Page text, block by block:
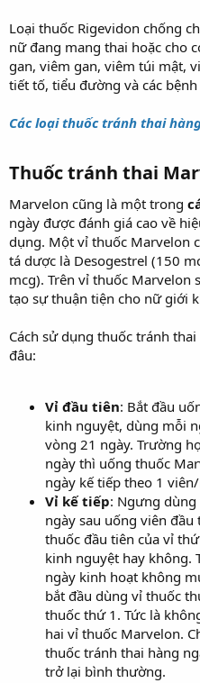
Loại thuốc Rigevidon chống
nữ đang mang thai hoặc cho
gan, viêm gan, viêm túi mật,
tiết tố, tiểu đường và các
Các loại thuốc tránh thai
Thuốc tránh thai
Marvelon cũng là một trong
ngày được đánh giá cao về
dụng. Một vỉ thuốc Marvelon
tá dược là Desogestrel (150
mcg). Trên vỉ thuốc Marvelon
tạo sự thuận tiện cho nữ giới
Cách sử dụng thuốc tránh
đâu:
Vỉ đầu tiên: Bắt đầu
kinh nguyệt, dùng mỗi
vòng 21 ngày. Trường
ngày thì uống thuốc
ngày kế tiếp theo 1
Vỉ kế tiếp: Ngưng
ngày sau uống viên
thuốc đầu tiên của vỉ
kinh nguyệt hay không.
ngày kinh hoạt không
bắt đầu dùng vỉ thuốc
thuốc thứ 1. Tức là
hai vỉ thuốc Marvelon.
thuốc tránh thai hàng
trở lại bình thường.